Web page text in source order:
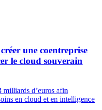
une coentreprise
le cloud souverain
milliards d’euros afin
en cloud et en intelligence